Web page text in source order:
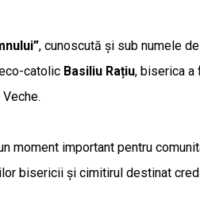
, cunoscută și sub numele de
catolic Basiliu Rațiu, biserica a
moment important pentru
bisericii și cimitirul destinat